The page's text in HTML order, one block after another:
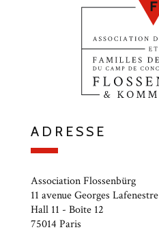
ADRESSE
Association Flossenbürg
11 avenue Georges Lafenestre
Hall 11 - Boîte 12
75014 Paris